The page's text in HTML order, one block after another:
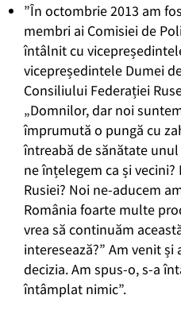
”În octombrie 2013 am
membri ai Comisiei de
întâlnit cu
vicepreședintele Dumei
Consiliului Federației
„Domnilor, dar noi
împrumută o pungă cu
întreabă de sănătate
ne înțelegem ca și
Rusiei? Noi ne-aducem
România foarte multe
vrea să continuăm
interesează?” Am venit
decizia. Am spus-o, s-a
întâmplat nimic”.